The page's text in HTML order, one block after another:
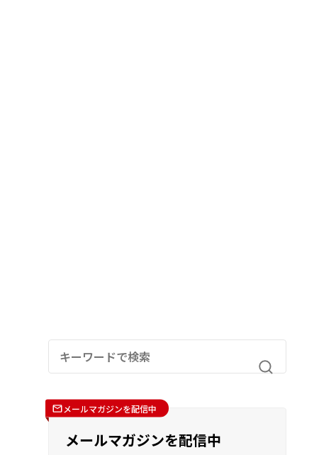
メールマガジンを配信中
メールマガジンを配信中